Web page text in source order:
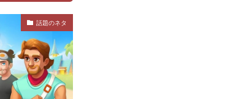
話題のネタ